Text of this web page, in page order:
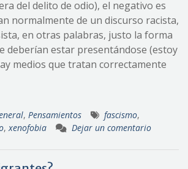
del delito de odio), el negativo es
normalmente de un discurso racista,
en otras palabras, justo la forma
deberían estar presentándose (estoy
medios que tratan correctamente
, Pensamientos fascismo,
,xenofobia Dejar un comentario